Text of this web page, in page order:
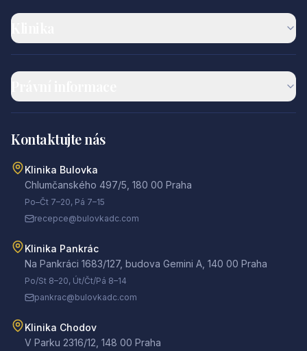
Kontaktujte nás
Klinika Bulovka
Chlumčanského 497/5 180 00 Praha
Po–Čt 7–20, Pá 7–15
recepce@bulovkadc.com
Klinika Pankrác
Na Pankráci 1683/127, budova Gemini A 140 00 Praha
Po/St 8–20, Út/Čt/Pá 8–14
pankrac@bulovkadc.com
Klinika Chodov
V Parku 2316/12 148 00 Praha